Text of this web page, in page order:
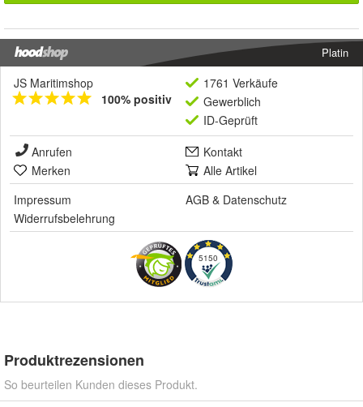
Platin
JS Maritimshop
100% positiv
1761 Verkäufe
Gewerblich
ID-Geprüft
Anrufen
Kontakt
Merken
Alle Artikel
Impressum
AGB & Datenschutz
Widerrufsbelehrung
5150
Produktrezensionen
So beurteilen Kunden dieses Produkt.